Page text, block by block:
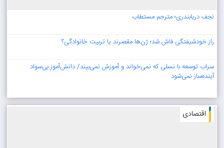
نجف دریابندری؛ مترجم مستطاب
راز خودشیفتگی فاش شد؛ ژن‌ها مقصرند یا تربیت خانوادگی؟
سراب توسعه با نسلی که نمی‌خواند و آموزش نمی‌بیند/ دانش‌آموز بی‌سواد
آینده‌ساز نمی‌شود
اقتصادی